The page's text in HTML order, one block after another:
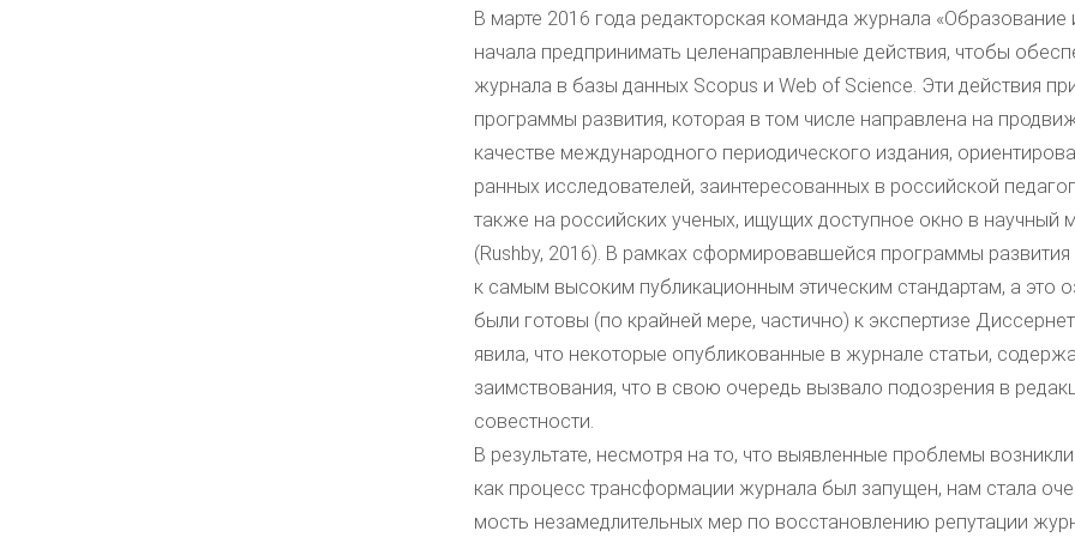
В марте 2016 года редакторская команда журнала «Образование
начала предпринимать целенаправленные действия, чтобы
журнала в базы данных Scopus и Web of Science. Эти действия
программы развития, которая в том числе направлена на
качестве международного периодического издания,
ранных исследователей, заинтересованных в российской
также на российских ученых, ищущих доступное окно в научный
(Rushby, 2016). В рамках сформировавшейся программы
к самым высоким публикационным этическим стандартам, а это
были готовы (по крайней мере, частично) к экспертизе
явила, что некоторые опубликованные в журнале статьи,
заимствования, что в свою очередь вызвало подозрения в
совестности.
В результате, несмотря на то, что выявленные проблемы
как процесс трансформации журнала был запущен, нам стала
мость незамедлительных мер по восстановлению репутации